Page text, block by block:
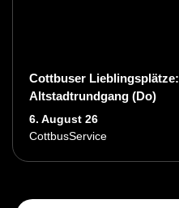
Cottbuser Lieblingsplätze:
Altstadtrundgang (Do)
6. August 26
CottbusService